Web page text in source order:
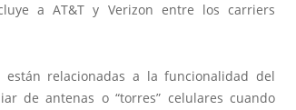
a AT&T y Verizon entre los carriers
están relacionadas a la funcionalidad del
de antenas o “torres” celulares cuando